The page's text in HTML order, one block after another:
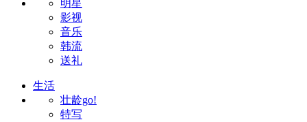
明星
影视
音乐
韩流
送礼
生活
壮龄go!
特写